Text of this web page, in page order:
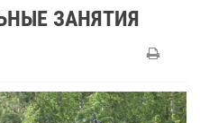
ЗАНЯТИЯ